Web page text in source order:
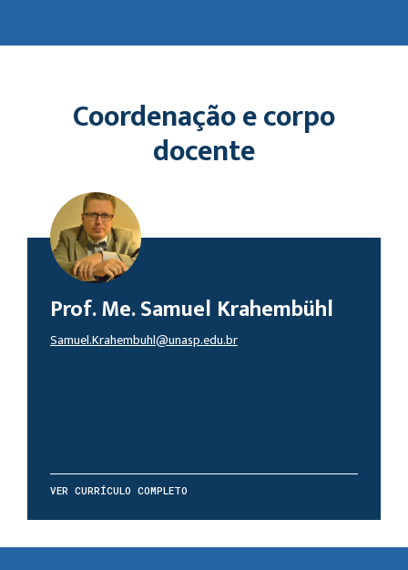
Coordenação e corpo
docente
Prof. Me. Samuel Krahembühl
Samuel.Krahembuhl@unasp.edu.br
VER CURRÍCULO COMPLETO